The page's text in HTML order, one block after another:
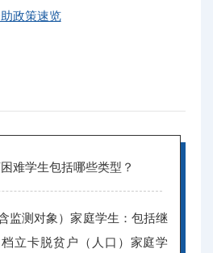
政策速览
难学生包括哪些类型？
监测对象）家庭学生：包括继
立卡脱贫户（人口）家庭学